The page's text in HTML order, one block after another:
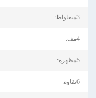
3ميغاواط:
4مف:
5مظهره:
6نقاوة: